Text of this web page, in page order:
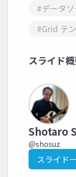
#データ
#Grid テ
スライド
Shotaro
@shosuz
スライド